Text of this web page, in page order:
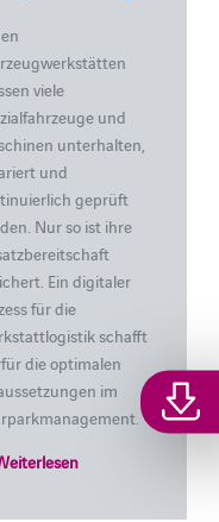
viele
und
unterhalten,
und
geprüft
Nur so ist ihre
Ein digitaler
für die
schafft
die optimalen
im